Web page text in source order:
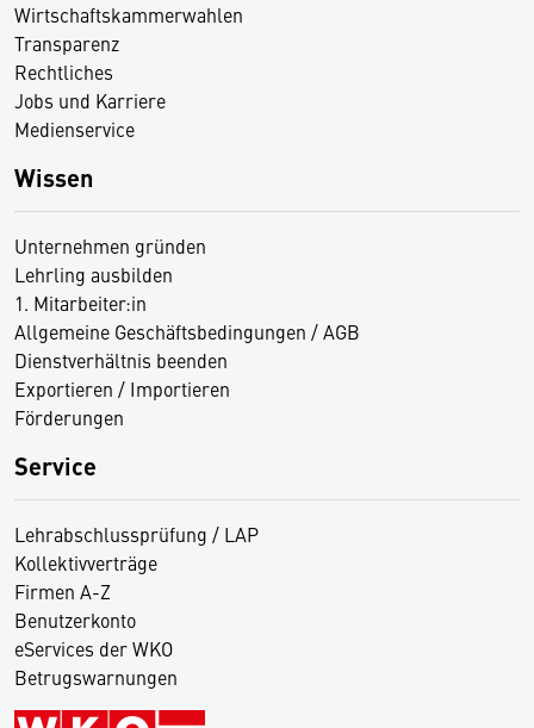
Wirtschaftskammerwahlen
Transparenz
Rechtliches
Jobs und Karriere
Medienservice
Wissen
Unternehmen gründen
Lehrling ausbilden
1. Mitarbeiter:in
Allgemeine Geschäftsbedingungen / AGB
Dienstverhältnis beenden
Exportieren / Importieren
Förderungen
Service
Lehrabschlussprüfung / LAP
Kollektivverträge
Firmen A-Z
Benutzerkonto
eServices der WKO
Betrugswarnungen